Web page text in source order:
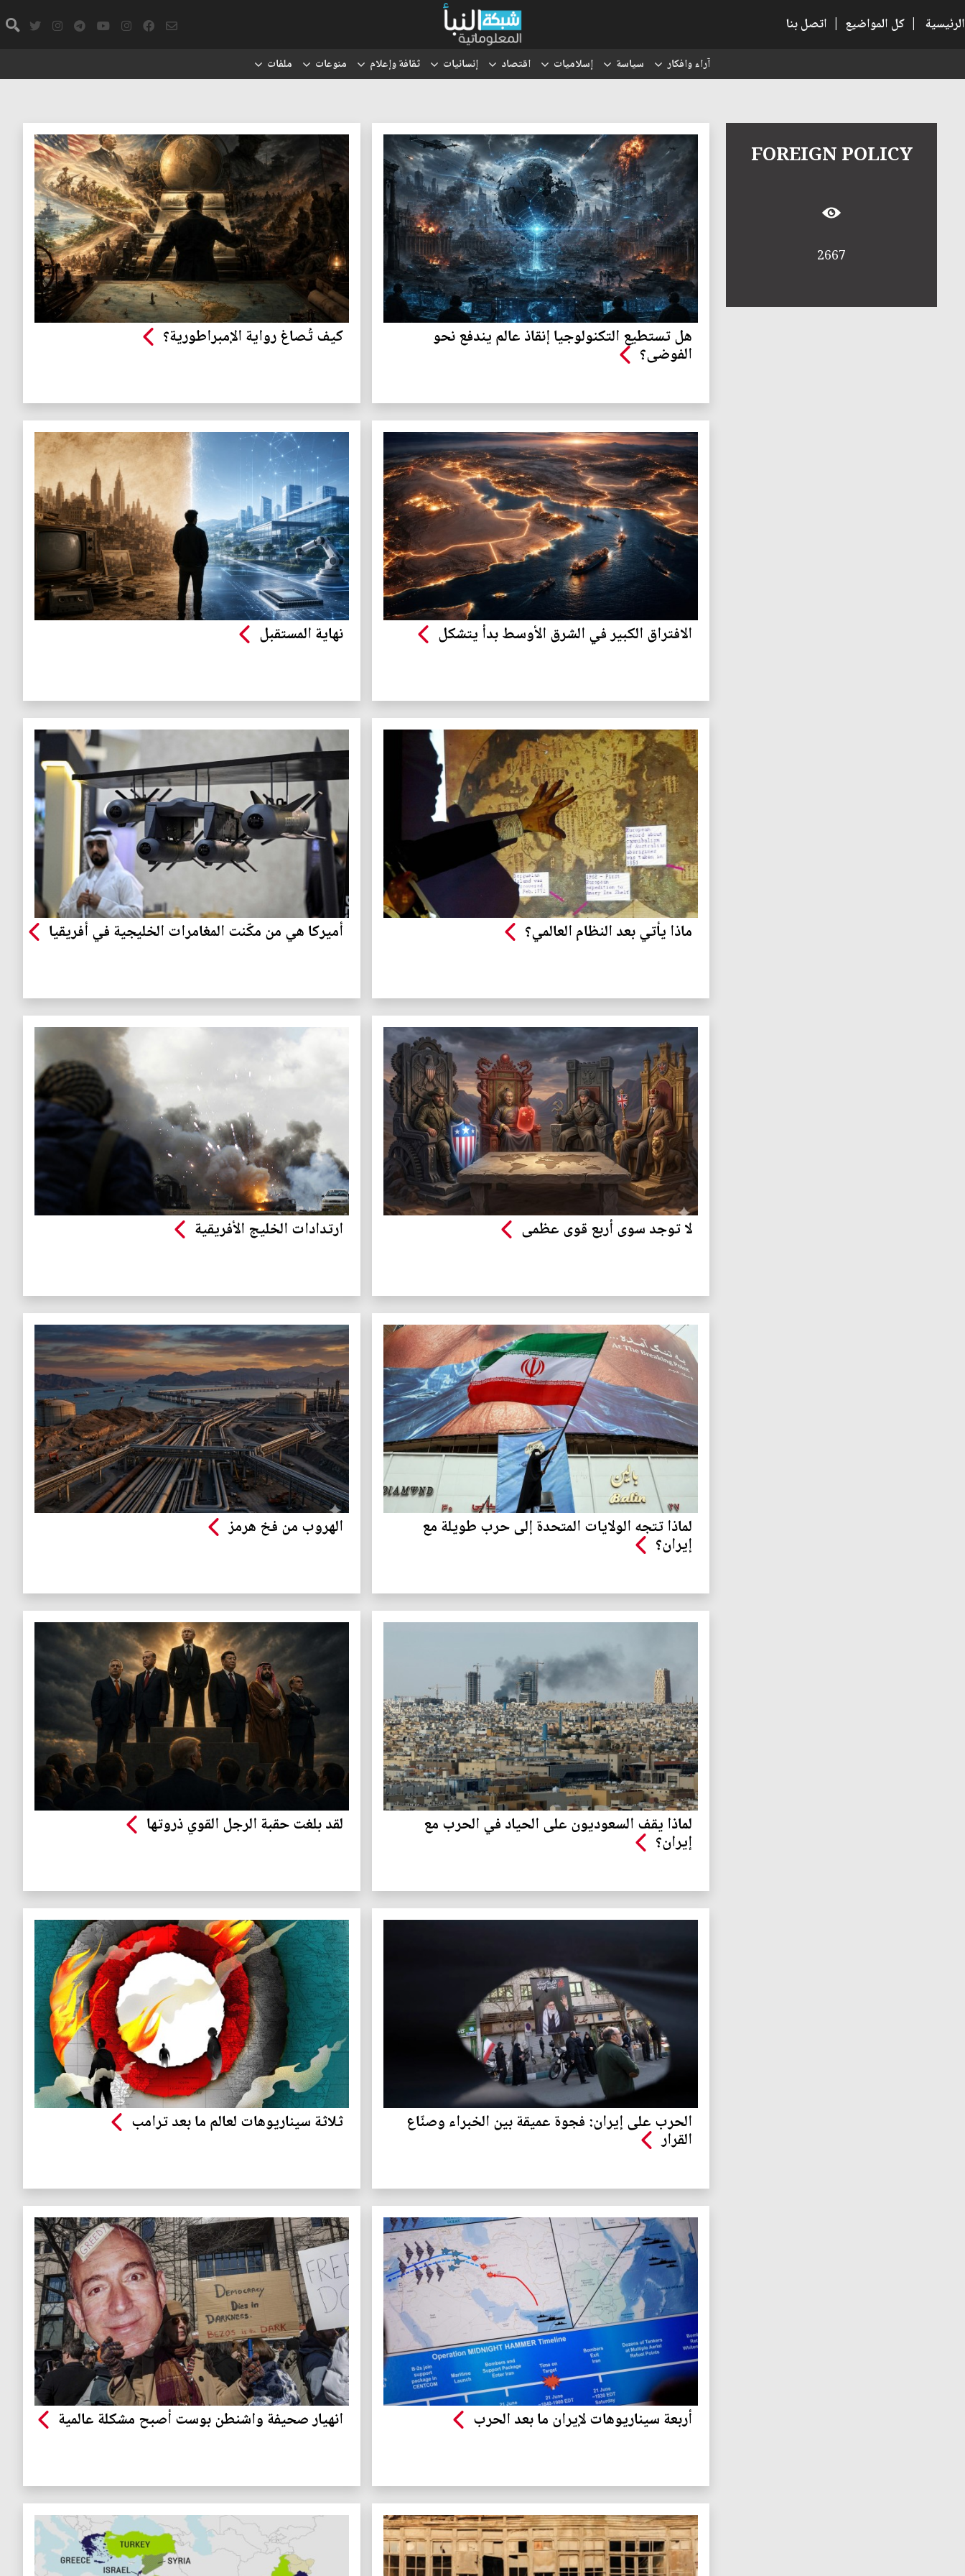
الرئيسية | كل المواضيع | اتصل بنا
آراء وافكار سياسة إسلاميات اقتصاد إنسانيات ثقافة وإعلام منوعات ملفات
FOREIGN POLICY
2667
هل تستطيع التكنولوجيا إنقاذ عالم يندفع نحو
الفوضى؟
كيف تُصاغ رواية الإمبراطورية؟
الافتراق الكبير في الشرق الأوسط بدأ يتشكل نهاية المستقبل
ماذا يأتي بعد النظام العالمي؟ أميركا هي من مكّنت المغامرات الخليجية في أفريقيا
لا توجد سوى أربع قوى عظمى ارتدادات الخليج الأفريقية
لماذا تتجه الولايات المتحدة إلى حرب طويلة مع
إيران؟
الهروب من فخ هرمز
لماذا يقف السعوديون على الحياد في الحرب مع
إيران؟
لقد بلغت حقبة الرجل القوي ذروتها
الحرب على إيران: فجوة عميقة بين الخبراء وصنّاع
القرار
ثلاثة سيناريوهات لعالم ما بعد ترامب
أربعة سيناريوهات لإيران ما بعد الحرب انهيار صحيفة واشنطن بوست أصبح مشكلة عالمية